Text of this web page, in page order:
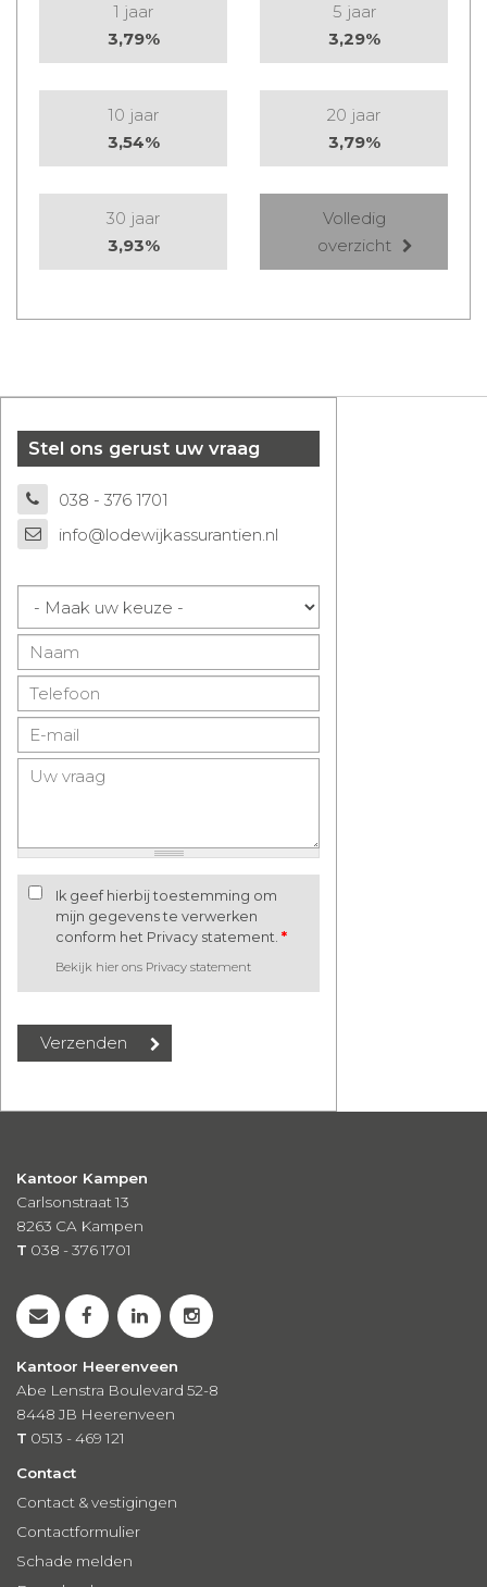
1 jaar
3,79%
5 jaar
3,29%
10 jaar
3,54%
20 jaar
3,79%
30 jaar
3,93%
Volledig
overzicht
Stel ons gerust uw vraag
038 - 376 1701
info@lodewijkassurantien.nl
Ik geef hierbij toestemming om
mijn gegevens te verwerken
conform het Privacy statement. *
Bekijk hier ons Privacy statement
Kantoor Kampen
Carlsonstraat 13
8263 CA Kampen
T 038 - 376 1701
Kantoor Heerenveen
Abe Lenstra Boulevard 52-8
8448 JB Heerenveen
T 0513 - 469 121
Contact
Contact & vestigingen
Contactformulier
Schade melden